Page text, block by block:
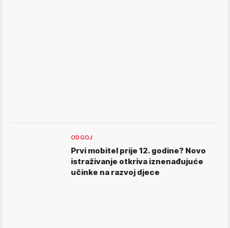
ODGOJ
Prvi mobitel prije 12. godine? Novo
istraživanje otkriva iznenađujuće
učinke na razvoj djece